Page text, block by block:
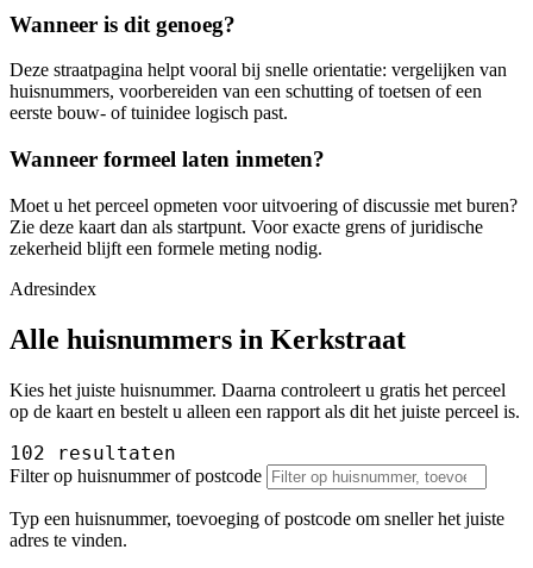
Wanneer is dit genoeg?
Deze straatpagina helpt vooral bij snelle orientatie: vergelijken van
huisnummers, voorbereiden van een schutting of toetsen of een
eerste bouw- of tuinidee logisch past.
Wanneer formeel laten inmeten?
Moet u het perceel opmeten voor uitvoering of discussie met buren?
Zie deze kaart dan als startpunt. Voor exacte grens of juridische
zekerheid blijft een formele meting nodig.
Adresindex
Alle huisnummers in Kerkstraat
Kies het juiste huisnummer. Daarna controleert u gratis het perceel
op de kaart en bestelt u alleen een rapport als dit het juiste perceel is.
102 resultaten
Filter op huisnummer of postcode
Typ een huisnummer, toevoeging of postcode om sneller het juiste
adres te vinden.